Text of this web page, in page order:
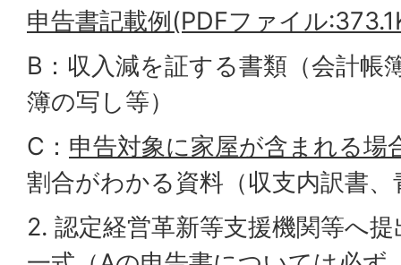
申告書記載例(PDFファイル
B：収入減を証する書類（会計帳
簿の写し等）
C： 申告対象に家屋が含まれる場
割合がわかる資料（収支内訳書
2. 認定経営革新等支援機関等へ